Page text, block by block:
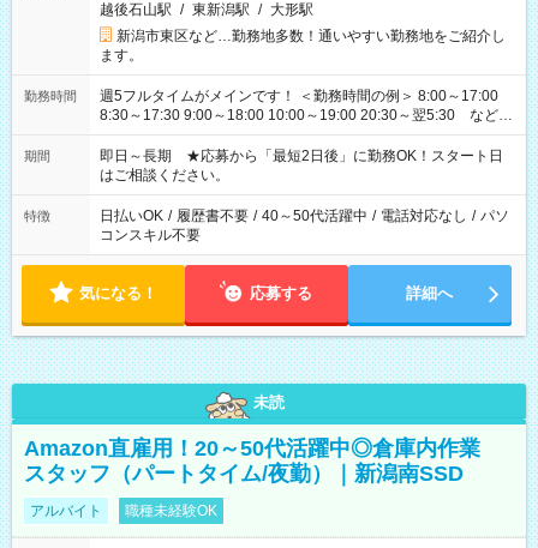
越後石山駅 / 東新潟駅 / 大形駅
新潟市東区など…勤務地多数！通いやすい勤務地をご紹介し
ます。
勤務時間
週5フルタイムがメインです！ ＜勤務時間の例＞ 8:00～17:00
8:30～17:30 9:00～18:00 10:00～19:00 20:30～翌5:30 など ★
その他にも勤務時間多数！ 日勤のみ、残業なし、交替制など
ご希望を教えてください！
期間
即日～長期 ★応募から「最短2日後」に勤務OK！スタート日
はご相談ください。
特徴 日払いOK / 履歴書不要 / 40～50代活躍中 / 電話対応なし / パソ
コンスキル不要
気になる！ 応募する 詳細へ
未読
Amazon直雇用！20～50代活躍中◎倉庫内作業
スタッフ（パートタイム/夜勤）｜新潟南SSD
アルバイト 職種未経験OK